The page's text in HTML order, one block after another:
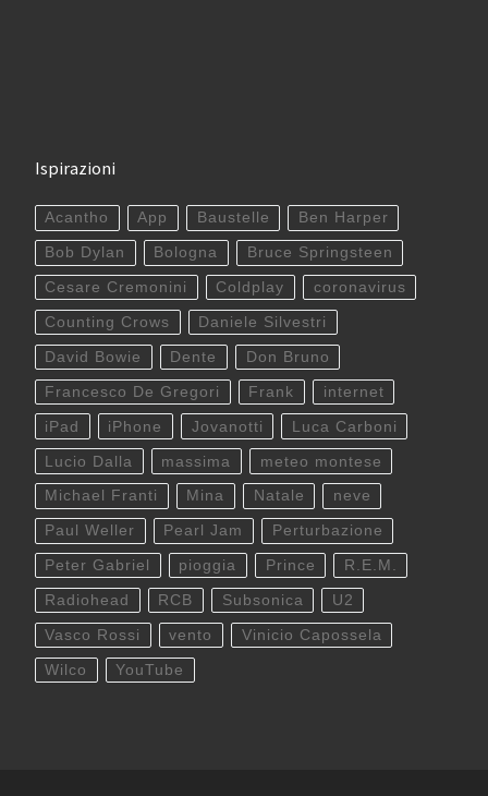
Ispirazioni
Acantho App Baustelle Ben Harper
Bob Dylan Bologna Bruce Springsteen
Cesare Cremonini Coldplay coronavirus
Counting Crows Daniele Silvestri
David Bowie Dente Don Bruno
Francesco De Gregori Frank internet
iPad iPhone Jovanotti Luca Carboni
Lucio Dalla massima meteo montese
Michael Franti Mina Natale neve
Paul Weller Pearl Jam Perturbazione
Peter Gabriel pioggia Prince R.E.M.
Radiohead RCB Subsonica U2
Vasco Rossi vento Vinicio Capossela
Wilco YouTube